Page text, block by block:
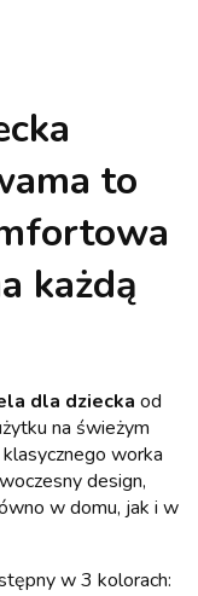
to
każdą
dla dziecka od
na świeżym
worka
design,
w domu, jak i w
w 3 kolorach: